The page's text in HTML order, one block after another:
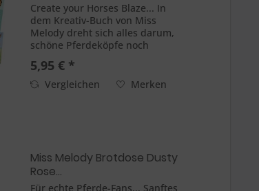
Create your Horses Blaze... In
dem Kreativ-Buch von Miss
Melody dreht sich alles darum,
schöne Pferdeköpfe noch
schöner zu machen. 36
spiralgebundene Seiten zum
Malen und Stickern (8
Stickerbogen!). Maße: Das Buch
5,95 € *
Vergleichen Merken
Miss Melody Brotdose Dusty
Rose...
Für echte Pferde-Fans... Sanftes